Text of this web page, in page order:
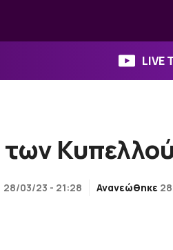
LIVE
28/03/23 - 21:28 Ανανεώθηκε